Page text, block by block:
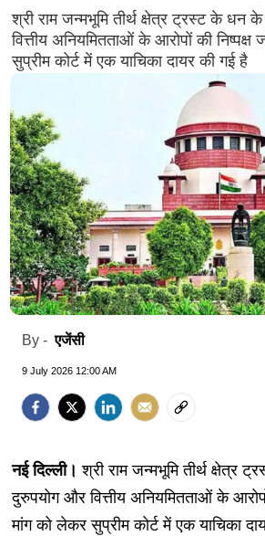
श्री राम जन्मभूमि तीर्थ क्षेत्र ट्रस्ट के धन
वित्तीय अनियमितताओं के आरोपों की
सुप्रीम कोर्ट में एक याचिका दायर की गई है
By -एजेंसी
9 July 2026 12:00 AM
नई दिल्ली।श्री राम जन्मभूमि तीर्थ क्षेत्र
दुरुपयोग और वित्तीय अनियमितताओं के
मांग को लेकर सुप्रीम कोर्ट में एक याचिका